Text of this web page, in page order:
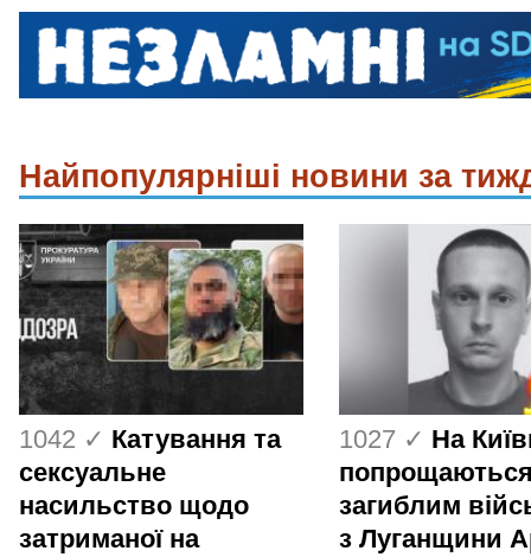
Найпопулярніші новини за
1042 ✓ Катування та
сексуальне
насильство щодо
затриманої на
1027 ✓ На
загиблим
з Луганщини